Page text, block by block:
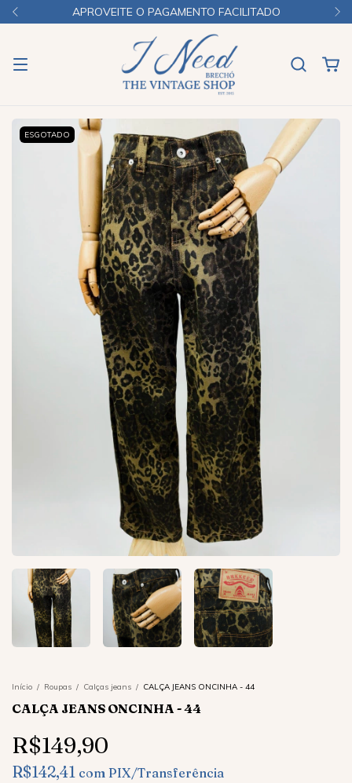
APROVEITE O PAGAMENTO FACILITADO
ESGOTADO
Início / Roupas / Calças jeans / CALÇA JEANS ONCINHA - 44
CALÇA JEANS ONCINHA - 44
R$149,90
R$142,41 com PIX/Transferência